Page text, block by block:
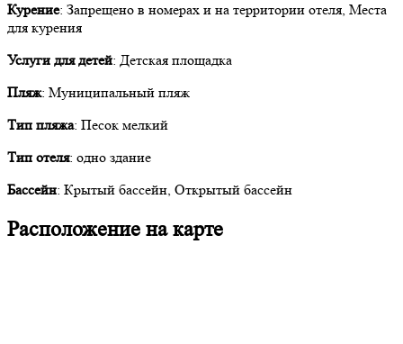
Курение: Запрещено в номерах и на территории отеля, Места
для курения
Услуги для детей: Детская площадка
Пляж: Муниципальный пляж
Тип пляжа: Песок мелкий
Тип отеля: одно здание
Бассейн: Крытый бассейн, Открытый бассейн
Расположение на карте